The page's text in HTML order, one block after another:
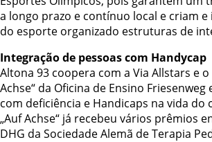
a longo prazo e contínuo local e criam
do esporte organizado estruturas de
Integração de pessoas com Handycap
Altona 93 coopera com a Via Allstars e
Achse“ da Oficina de Ensino
com deficiência e Handicaps na vida do
„Auf Achse“ já recebeu vários prêmios
DHG da Sociedade Alemã de Terapia